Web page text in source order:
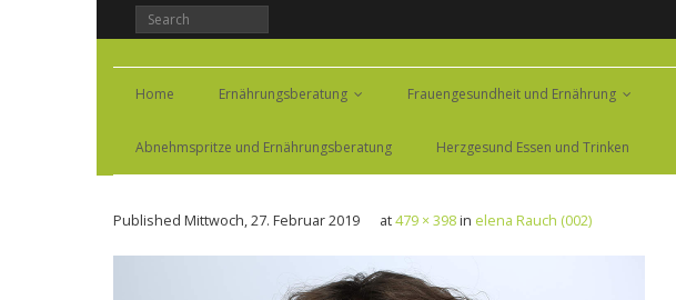
Home Ernährungsberatung Frauengesundheit und Ernährung
Abnehmspritze und Ernährungsberatung Herzgesund Essen und Trinken
Published Mittwoch, 27. Februar 2019 at479 × 398in elena Rauch (002)